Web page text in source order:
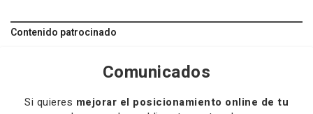
Contenido patrocinado
Comunicados
Si quieres mejorar el posicionamiento online de tu